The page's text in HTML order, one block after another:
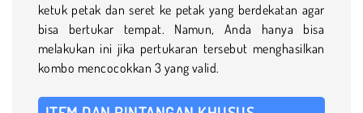
ketuk petak dan seret ke petak yang berdekatan agar
bisa bertukar tempat. Namun, Anda hanya bisa
melakukan ini jika pertukaran tersebut menghasilkan
kombo mencocokkan 3 yang valid.